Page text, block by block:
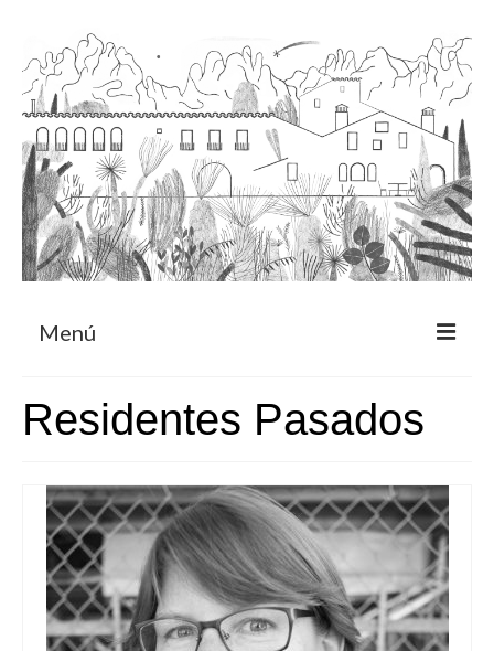
Menú
Programa de residencia
CRUCERO
Quedate con nosotras
Archivo
Contacto
Residentes Pasados